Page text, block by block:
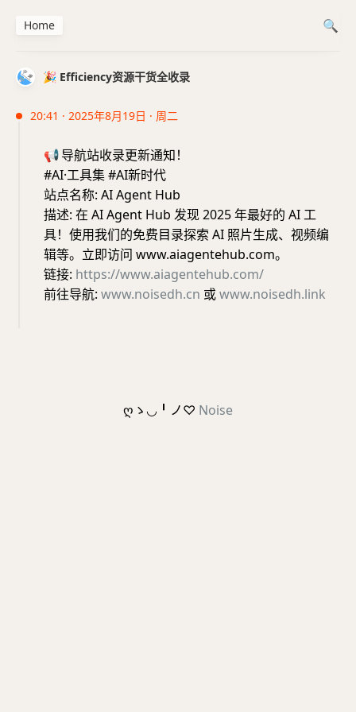
🎉 Efficiency资源干货全收录
20:41 · 2025年8月19日 · 周二
📢导航站收录更新通知！
#AI·工具集 #AI新时代
站点名称: AI Agent Hub
描述: 在 AI Agent Hub 发现 2025 年最好的 AI 工
具！使用我们的免费目录探索 AI 照片生成、视频编
辑等。立即访问 www.aiagentehub.com。
链接: https://www.aiagentehub.com/
前往导航: www.noisedh.cn 或www.noisedh.link
Home
ღゝ◡╹ノ♡ Noise